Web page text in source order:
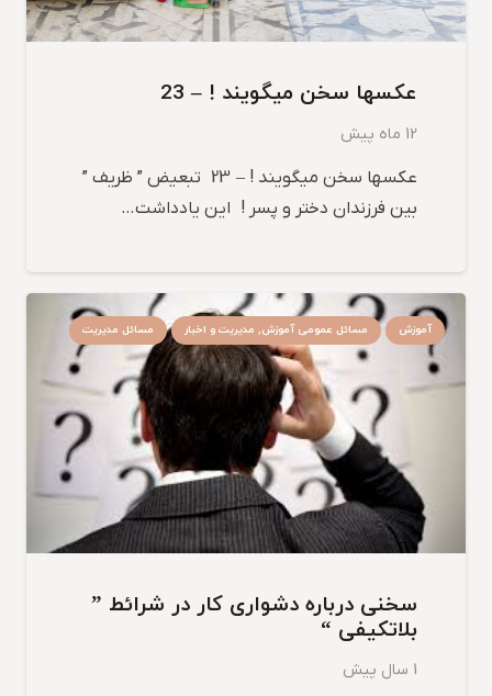
عکسها سخن میگویند ! – 23
12 ماه پیش
عکسها سخن میگویند ! – 23 تبعیض ” ظریف ”
بین فرزندان دختر و پسر ! این یادداشت…
آموزش مسائل عمومی آموزش, مدیریت و اخبار مسائل مدیریت
سخنی درباره دشواری کار در شرائط ”
بلاتکیفی “
1 سال پیش